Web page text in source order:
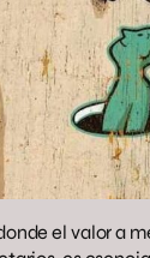
el valor a